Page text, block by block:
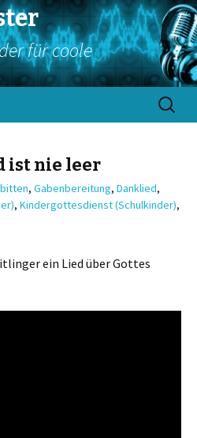
für coole
Suchen
nach:
ist nie leer
, Gabenbereitung, Danklied,
, Kindergottesdienst (Schulkinder),
ein Lied über Gottes